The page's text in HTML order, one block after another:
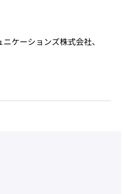
ケーションズ株式会社、